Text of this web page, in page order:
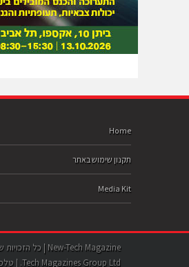
Home
תקנון שימוש באתר
Media Kit